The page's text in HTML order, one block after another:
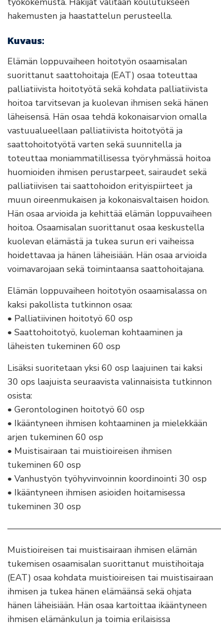
hakemusten ja haastattelun perusteella.
Kuvaus:
Elämän loppuvaiheen hoitotyön osaamisalan
suorittanut saattohoitaja (EAT) osaa toteuttaa
palliatiivista hoitotyötä sekä kohdata palliatiivista
hoitoa tarvitsevan ja kuolevan ihmisen sekä hänen
läheisensä. Hän osaa tehdä kokonaisarvion omalla
vastuualueellaan palliatiivista hoitotyötä ja
saattohoitotyötä varten sekä suunnitella ja
toteuttaa moniammatillisessa työryhmässä hoitoa
huomioiden ihmisen perustarpeet, sairaudet sekä
palliatiivisen tai saattohoidon erityispiirteet ja
muun oireenmukaisen ja kokonaisvaltaisen hoidon.
Hän osaa arvioida ja kehittää elämän loppuvaiheen
hoitoa. Osaamisalan suorittanut osaa keskustella
kuolevan elämästä ja tukea surun eri vaiheissa
hoidettavaa ja hänen läheisiään. Hän osaa arvioida
voimavarojaan sekä toimintaansa saattohoitajana.
Elämän loppuvaiheen hoitotyön osaamisalassa on
kaksi pakollista tutkinnon osaa:
• Palliatiivinen hoitotyö 60 osp
• Saattohoitotyö, kuoleman kohtaaminen ja
läheisten tukeminen 60 osp
Lisäksi suoritetaan yksi 60 osp laajuinen tai kaksi
30 ops laajuista seuraavista valinnaisista tutkinnon
osista:
• Gerontologinen hoitotyö 60 osp
• Ikääntyneen ihmisen kohtaaminen ja mielekkään
arjen tukeminen 60 osp
• Muistisairaan tai muistioireisen ihmisen
tukeminen 60 osp
• Vanhustyön työhyvinvoinnin koordinointi 30 osp
• Ikääntyneen ihmisen asioiden hoitamisessa
tukeminen 30 osp
Muistioireisen tai muistisairaan ihmisen elämän
tukemisen osaamisalan suorittanut muistihoitaja
(EAT) osaa kohdata muistioireisen tai muistisairaan
ihmisen ja tukea hänen elämäänsä sekä ohjata
hänen läheisiään. Hän osaa kartoittaa ikääntyneen
ihmisen elämänkulun ja toimia erilaisissa